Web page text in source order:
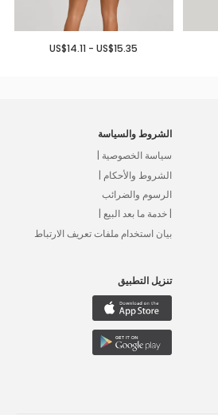
US$14.11 - US$15.35
الشروط والسياسة
سياسة الخصوصية |
الشروط والأحكام |
الرسوم والضرائب
| خدمة ما بعد البيع |
بيان استخدام ملفات تعريف الارتباط
تنزيل التطبيق